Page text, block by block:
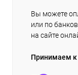
Вы можете
или по
на сайте
Принимаем к